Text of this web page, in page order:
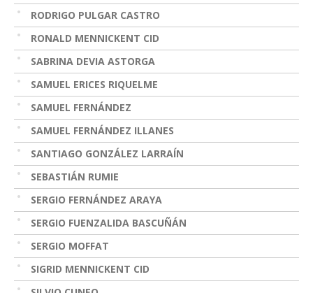
RODRIGO PULGAR CASTRO
RONALD MENNICKENT CID
SABRINA DEVIA ASTORGA
SAMUEL ERICES RIQUELME
SAMUEL FERNÁNDEZ
SAMUEL FERNÁNDEZ ILLANES
SANTIAGO GONZÁLEZ LARRAÍN
SEBASTIÁN RUMIE
SERGIO FERNÁNDEZ ARAYA
SERGIO FUENZALIDA BASCUÑÁN
SERGIO MOFFAT
SIGRID MENNICKENT CID